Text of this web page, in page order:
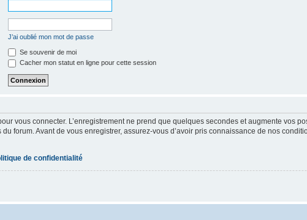
J’ai oublié mon mot de passe
Se souvenir de moi
Cacher mon statut en ligne pour cette session
vous connecter. L’enregistrement ne prend que quelques secondes et augmente vos
forum. Avant de vous enregistrer, assurez-vous d’avoir pris connaissance de nos
de confidentialité